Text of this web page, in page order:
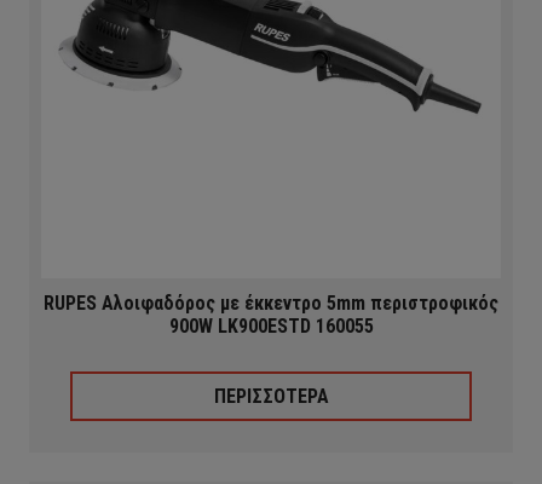
RUPES Αλοιφαδόρος με έκκεντρο 5mm περιστροφικός
900W LK900ESTD 160055
ΠΕΡΙΣΣΟΤΕΡΑ